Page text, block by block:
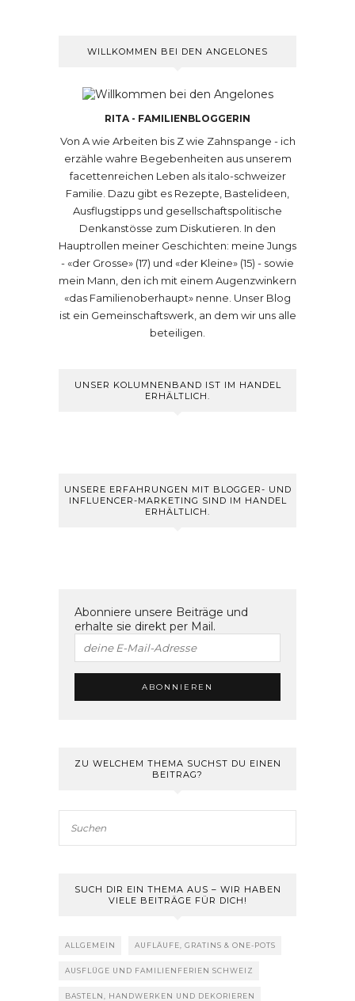
WILLKOMMEN BEI DEN ANGELONES
RITA - FAMILIENBLOGGERIN
Von A wie Arbeiten bis Z wie Zahnspange - ich
erzähle wahre Begebenheiten aus unserem
facettenreichen Leben als italo-schweizer
Familie. Dazu gibt es Rezepte, Bastelideen,
Ausflugstipps und gesellschaftspolitische
Denkanstösse zum Diskutieren. In den
Hauptrollen meiner Geschichten: meine Jungs
- «der Grosse» (17) und «der Kleine» (15) - sowie
mein Mann, den ich mit einem Augenzwinkern
«das Familienoberhaupt» nenne. Unser Blog
ist ein Gemeinschaftswerk, an dem wir uns alle
beteiligen.
UNSER KOLUMNENBAND IST IM HANDEL
ERHÄLTLICH.
UNSERE ERFAHRUNGEN MIT BLOGGER- UND
INFLUENCER-MARKETING SIND IM HANDEL
ERHÄLTLICH.
Abonniere unsere Beiträge und
erhalte sie direkt per Mail.
ZU WELCHEM THEMA SUCHST DU EINEN
BEITRAG?
SUCH DIR EIN THEMA AUS – WIR HABEN
VIELE BEITRÄGE FÜR DICH!
ALLGEMEIN AUFLÄUFE, GRATINS & ONE-POTS
AUSFLÜGE UND FAMILIENFERIEN SCHWEIZ
BASTELN, HANDWERKEN UND DEKORIEREN